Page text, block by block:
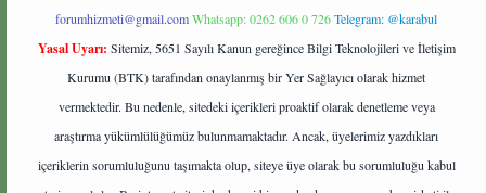
forumhizmeti@gmail.comWhatsapp: 0262 606 0 726Telegram: @karabul
Yasal Uyarı: Sitemiz, 5651 Sayılı Kanun gereğince Bilgi Teknolojileri ve İletişim
Kurumu (BTK) tarafından onaylanmış bir Yer Sağlayıcı olarak hizmet
vermektedir. Bu nedenle, sitedeki içerikleri proaktif olarak denetleme veya
araştırma yükümlülüğümüz bulunmamaktadır. Ancak, üyelerimiz yazdıkları
içeriklerin sorumluluğunu taşımakta olup, siteye üye olarak bu sorumluluğu kabul